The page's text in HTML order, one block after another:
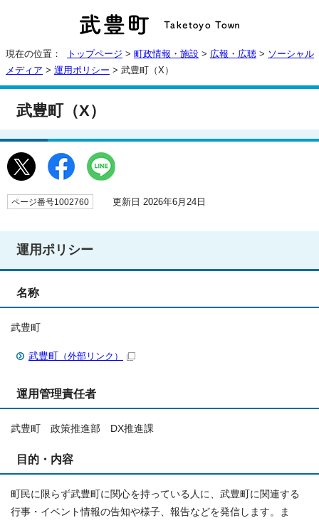
現在の位置： トップページ > 町政情報・施設 > 広報・広聴 > ソーシャル
メディア > 運用ポリシー > 武豊町（X）
武豊町（X）
ページ番号1002760 更新日 2026年6月24日
運用ポリシー
名称
武豊町
武豊町 （外部リンク）
運用管理責任者
武豊町 政策推進部 DX推進課
目的・内容
町民に限らず武豊町に関心を持っている人に、武豊町に関連する
行事・イベント情報の告知や様子、報告などを発信します。ま